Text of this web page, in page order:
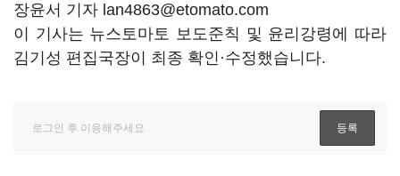
장윤서 기자 lan4863@etomato.com
이 기사는 뉴스토마토 보도준칙 및 윤리강령에 따라
김기성 편집국장이 최종 확인·수정했습니다.